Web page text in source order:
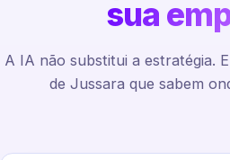
sua
A IA não substitui a estratégia.
de Jussara que sabem